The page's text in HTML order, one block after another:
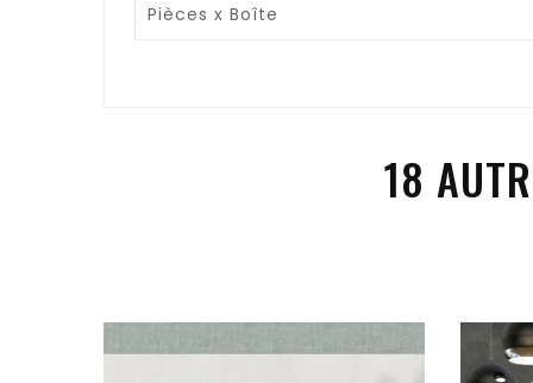
Pièces x Boîte
18